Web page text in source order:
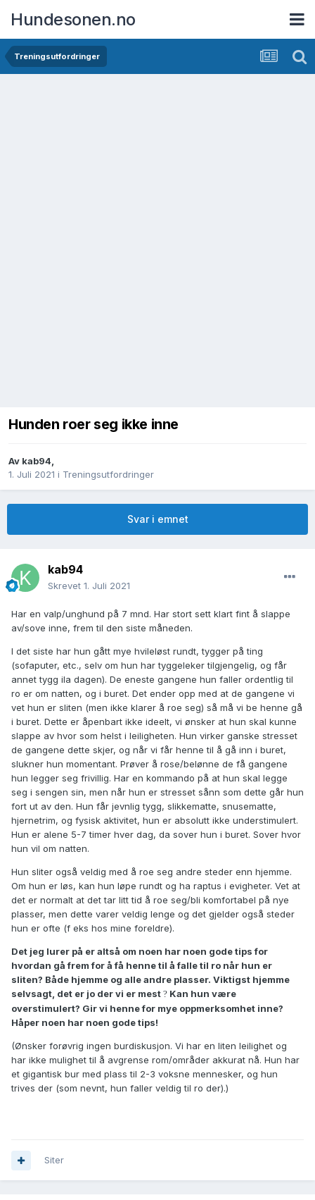
Hundesonen.no
Treningsutfordringer
Hunden roer seg ikke inne
Av kab94,
1. Juli 2021 i Treningsutfordringer
Svar i emnet
kab94
Skrevet 1. Juli 2021
Har en valp/unghund på 7 mnd. Har stort sett klart fint å slappe
av/sove inne, frem til den siste måneden.
I det siste har hun gått mye hvileløst rundt, tygger på ting
(sofaputer, etc., selv om hun har tyggeleker tilgjengelig, og får
annet tygg ila dagen). De eneste gangene hun faller ordentlig til
ro er om natten, og i buret. Det ender opp med at de gangene vi
vet hun er sliten (men ikke klarer å roe seg) så må vi be henne gå
i buret. Dette er åpenbart ikke ideelt, vi ønsker at hun skal kunne
slappe av hvor som helst i leiligheten. Hun virker ganske stresset
de gangene dette skjer, og når vi får henne til å gå inn i buret,
slukner hun momentant. Prøver å rose/belønne de få gangene
hun legger seg frivillig. Har en kommando på at hun skal legge
seg i sengen sin, men når hun er stresset sånn som dette går hun
fort ut av den. Hun får jevnlig tygg, slikkematte, snusematte,
hjernetrim, og fysisk aktivitet, hun er absolutt ikke understimulert.
Hun er alene 5-7 timer hver dag, da sover hun i buret. Sover hvor
hun vil om natten.
Hun sliter også veldig med å roe seg andre steder enn hjemme.
Om hun er løs, kan hun løpe rundt og ha raptus i evigheter. Vet at
det er normalt at det tar litt tid å roe seg/bli komfortabel på nye
plasser, men dette varer veldig lenge og det gjelder også steder
hun er ofte (f eks hos mine foreldre).
Det jeg lurer på er altså om noen har noen gode tips for
hvordan gå frem for å få henne til å falle til ro når hun er
sliten? Både hjemme og alle andre plasser. Viktigst hjemme
selvsagt, det er jo der vi er mest ? Kan hun være
overstimulert? Gir vi henne for mye oppmerksomhet inne?
Håper noen har noen gode tips!
(Ønsker forøvrig ingen burdiskusjon. Vi har en liten leilighet og
har ikke mulighet til å avgrense rom/områder akkurat nå. Hun har
et gigantisk bur med plass til 2-3 voksne mennesker, og hun
trives der (som nevnt, hun faller veldig til ro der).)
Siter